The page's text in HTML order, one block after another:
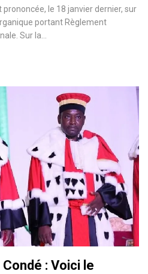
prononcée, le 18 janvier dernier, sur
portant Règlement
Sur la
Condé : Voici le